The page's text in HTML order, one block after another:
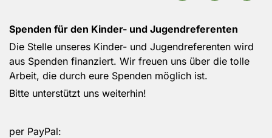
Spenden für den Kinder- und Jugendreferenten
Die Stelle unseres Kinder- und Jugendreferenten wird
aus Spenden finanziert. Wir freuen uns über die tolle
Arbeit, die durch eure Spenden möglich ist.
Bitte unterstützt uns weiterhin!
per PayPal: